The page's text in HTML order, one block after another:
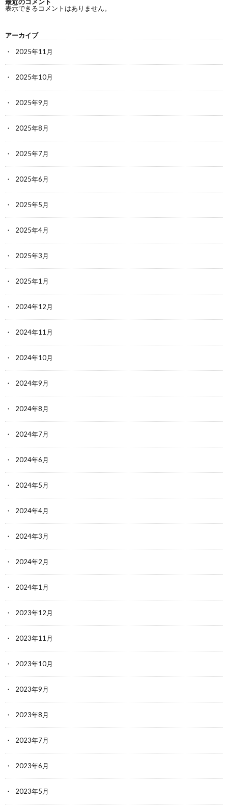
表示できるコメントはありません。
アーカイブ
2025年11月
2025年10月
2025年9月
2025年8月
2025年7月
2025年6月
2025年5月
2025年4月
2025年3月
2025年1月
2024年12月
2024年11月
2024年10月
2024年9月
2024年8月
2024年7月
2024年6月
2024年5月
2024年4月
2024年3月
2024年2月
2024年1月
2023年12月
2023年11月
2023年10月
2023年9月
2023年8月
2023年7月
2023年6月
2023年5月